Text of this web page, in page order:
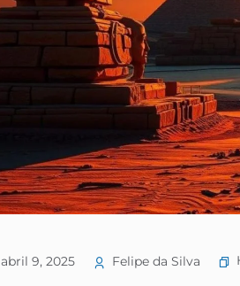
abril 9, 2025 Felipe da Silva